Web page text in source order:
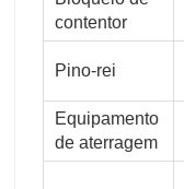
contentor
Pino-rei
Equipamento
de aterragem